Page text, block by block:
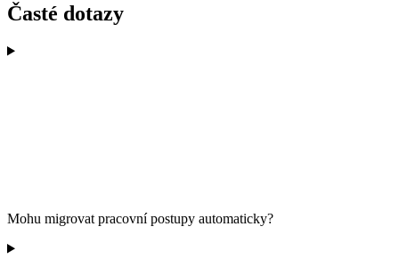
Časté dotazy
Mohu migrovat pracovní postupy automaticky?